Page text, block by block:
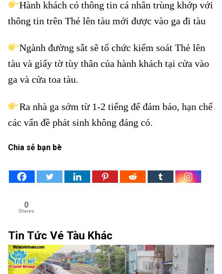
Hành khách có thông tin cá nhân trùng khớp với
thông tin trên Thẻ lên tàu mới được vào ga đi tàu
Ngành đường sắt sẽ tổ chức kiểm soát Thẻ lên
tàu và giấy tờ tùy thân của hành khách tại cửa vào
ga và cửa toa tàu.
Ra nhà ga sớm từ 1-2 tiếng để đảm bảo, hạn chế
các vấn đề phát sinh không đáng có.
Chia sẻ bạn bè
0
Shares
Tin Tức Vé Tàu Khác